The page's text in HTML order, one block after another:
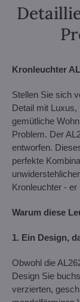
Kronleuchter
Stellen Sie sich
Detail mit Luxus,
gemütliche
Problem. Der
entworfen.
perfekte
Kronleuchter -
Warum diese
1. Ein Design,
Obwohl die
Design Sie
verzierten,